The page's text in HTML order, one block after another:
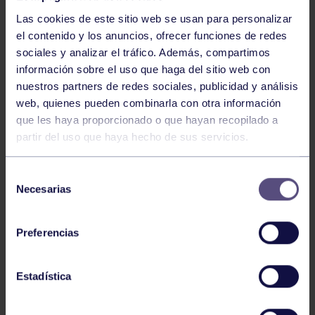
Las cookies de este sitio web se usan para personalizar
el contenido y los anuncios, ofrecer funciones de redes
sociales y analizar el tráfico. Además, compartimos
información sobre el uso que haga del sitio web con
nuestros partners de redes sociales, publicidad y análisis
web, quienes pueden combinarla con otra información
que les haya proporcionado o que hayan recopilado a
partir del uso que haya hecho de sus servicios.
Necesarias
Preferencias
Estadística
Baloncesto
ÚLTIMOS RESULTADOS DE LA SECCIÓN
Baloncesto